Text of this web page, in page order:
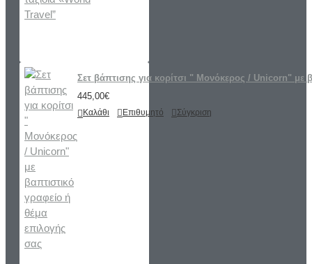
Σετ βάπτισης για κορίτσι " Μονόκερος / Unicorn" με
445,00€
Καλάθι Επιθυμητό Σύγκριση